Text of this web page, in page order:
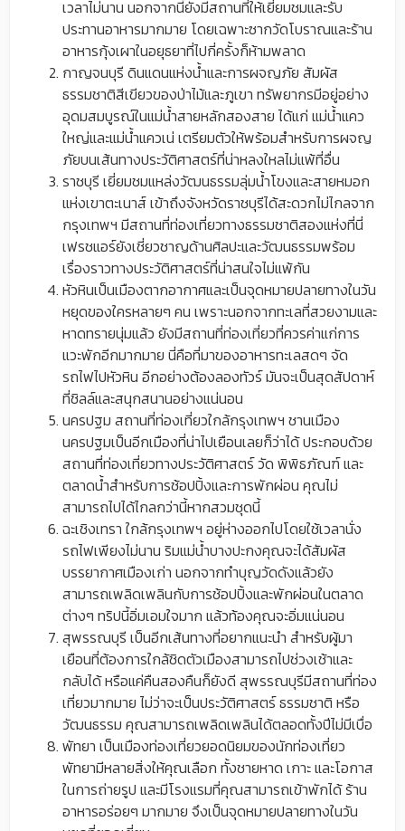
เวลาไม่นาน นอกจากนี้ยังมีสถานที่ให้เยี่ยมชมและรับ
ประทานอาหารมากมาย โดยเฉพาะซากวัดโบราณและร้าน
อาหารกุ้งเผาในอยุธยาที่ไปกี่ครั้งก็ห้ามพลาด
กาญจนบุรี ดินแดนแห่งน้ำและการผจญภัย สัมผัส
ธรรมชาติสีเขียวของป่าไม้และภูเขา ทรัพยากรมีอยู่อย่าง
อุดมสมบูรณ์ในแม่น้ำสายหลักสองสาย ได้แก่ แม่น้ำแคว
ใหญ่และแม่น้ำแควเน่ เตรียมตัวให้พร้อมสำหรับการผจญ
ภัยบนเส้นทางประวัติศาสตร์ที่น่าหลงใหลไม่แพ้ที่อื่น
ราชบุรี เยี่ยมชมแหล่งวัฒนธรรมลุ่มน้ำโขงและสายหมอก
แห่งเขาตะเนาส์ เข้าถึงจังหวัดราชบุรีได้สะดวกไม่ไกลจาก
กรุงเทพฯ มีสถานที่ท่องเที่ยวทางธรรมชาติสองแห่งที่นี่
เฟรชแอร์ยังเชี่ยวชาญด้านศิลปะและวัฒนธรรมพร้อม
เรื่องราวทางประวัติศาสตร์ที่น่าสนใจไม่แพ้กัน
หัวหินเป็นเมืองตากอากาศและเป็นจุดหมายปลายทางในวัน
หยุดของใครหลายๆ คน เพราะนอกจากทะเลที่สวยงามและ
หาดทรายนุ่มแล้ว ยังมีสถานที่ท่องเที่ยวที่ควรค่าแก่การ
แวะพักอีกมากมาย นี่คือที่มาของอาหารทะเลสดๆ จัด
รถไฟไปหัวหิน อีกอย่างต้องลองทัวร์ มันจะเป็นสุดสัปดาห์
ที่ชิลล์และสนุกสนานอย่างแน่นอน
นครปฐม สถานที่ท่องเที่ยวใกล้กรุงเทพฯ ชานเมือง
นครปฐมเป็นอีกเมืองที่น่าไปเยือนเลยก็ว่าได้ ประกอบด้วย
สถานที่ท่องเที่ยวทางประวัติศาสตร์ วัด พิพิธภัณฑ์ และ
ตลาดน้ำสำหรับการช้อปปิ้งและการพักผ่อน คุณไม่
สามารถไปได้ไกลกว่านี้หากสวมชุดนี้
ฉะเชิงเทรา ใกล้กรุงเทพฯ อยู่ห่างออกไปโดยใช้เวลานั่ง
รถไฟเพียงไม่นาน ริมแม่น้ำบางปะกงคุณจะได้สัมผัส
บรรยากาศเมืองเก่า นอกจากทำบุญวัดดังแล้วยัง
สามารถเพลิดเพลินกับการช้อปปิ้งและพักผ่อนในตลาด
ต่างๆ ทริปนี้อิ่มเอมใจมาก แล้วท้องคุณจะอิ่มแน่นอน
สุพรรณบุรี เป็นอีกเส้นทางที่อยากแนะนำ สำหรับผู้มา
เยือนที่ต้องการใกล้ชิดตัวเมืองสามารถไปช่วงเช้าและ
กลับได้ หรือแค่คืนสองคืนก็ยังดี สุพรรณบุรีมีสถานที่ท่อง
เที่ยวมากมาย ไม่ว่าจะเป็นประวัติศาสตร์ ธรรมชาติ หรือ
วัฒนธรรม คุณสามารถเพลิดเพลินได้ตลอดทั้งปีไม่มีเบื่อ
พัทยา เป็นเมืองท่องเที่ยวยอดนิยมของนักท่องเที่ยว
พัทยามีหลายสิ่งให้คุณเลือก ทั้งชายหาด เกาะ และโอกาส
ในการถ่ายรูป และมีโรงแรมที่คุณสามารถเข้าพักได้ ร้าน
อาหารอร่อยๆ มากมาย จึงเป็นจุดหมายปลายทางในวัน